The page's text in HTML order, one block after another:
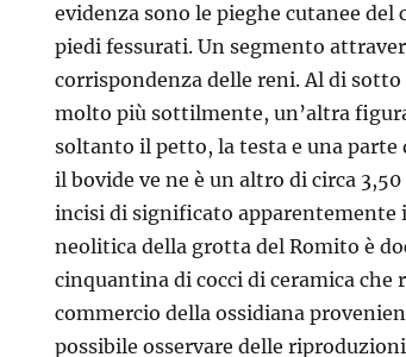
evidenza sono le pieghe cutanee
piedi fessurati. Un segmento
corrispondenza delle reni. Al di
molto più sottilmente, un’altra
soltanto il petto, la testa e una parte
il bovide ve ne è un altro di circa
incisi di significato apparentemente
neolitica della grotta del Romito è
cinquantina di cocci di ceramica
commercio della ossidiana
possibile osservare delle